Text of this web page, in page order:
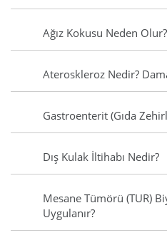
Ağız Kokusu Neden
Ateroskleroz Nedir?
Gastroenterit (Gıda
Dış Kulak İltihabı Nedir?
Mesane Tümörü (TUR)
Uygulanır?